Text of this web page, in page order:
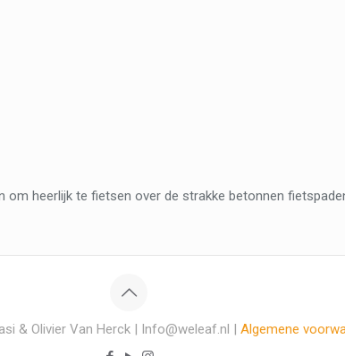
heerlijk te fietsen over de strakke betonnen
& Olivier Van Herck | Info@weleaf.nl | Algemene